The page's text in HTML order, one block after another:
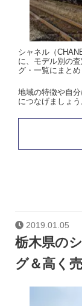
シャネル（
に、モデル別の
グ・一覧にまとめ
地域の特徴や自
につなげましょう
2019.01.05
栃木県の
グ＆高く